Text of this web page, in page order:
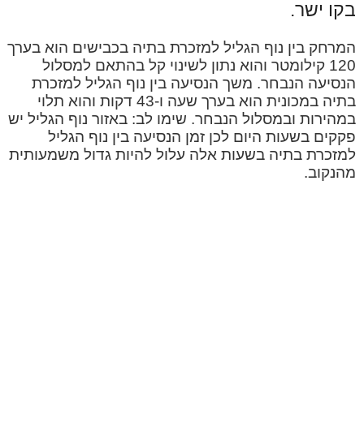
בקו ישר.
המרחק בין נוף הגליל למזכרת בתיה בכבישים הוא בערך
120 קילומטר והוא נתון לשינוי קל בהתאם למסלול
הנסיעה הנבחר. משך הנסיעה בין נוף הגליל למזכרת
בתיה במכונית הוא בערך שעה ו-43 דקות והוא תלוי
במהירות ובמסלול הנבחר. שימו לב: באזור נוף הגליל יש
פקקים בשעות היום לכן זמן הנסיעה בין נוף הגליל
למזכרת בתיה בשעות אלה עלול להיות גדול משמעותית
מהנקוב.